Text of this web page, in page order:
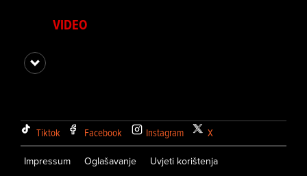
VIDEO
Tiktok Facebook Instagram X
Impressum Oglašavanje Uvjeti korištenja